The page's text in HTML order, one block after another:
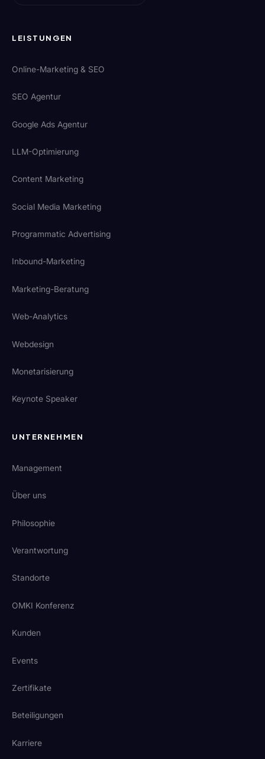
LEISTUNGEN
Online-Marketing & SEO
SEO Agentur
Google Ads Agentur
LLM-Optimierung
Content Marketing
Social Media Marketing
Programmatic Advertising
Inbound-Marketing
Marketing-Beratung
Web-Analytics
Webdesign
Monetarisierung
Keynote Speaker
UNTERNEHMEN
Management
Über uns
Philosophie
Verantwortung
Standorte
OMKI Konferenz
Kunden
Events
Zertifikate
Beteiligungen
Karriere